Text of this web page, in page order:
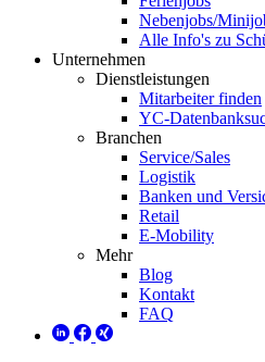
Nebenjobs/
Alle Info's zu
Unternehmen
Dienstleistungen
Mitarbeiter finden
YC-
Branchen
Service/Sales
Logistik
Banken und
Retail
E-Mobility
Mehr
Blog
Kontakt
FAQ